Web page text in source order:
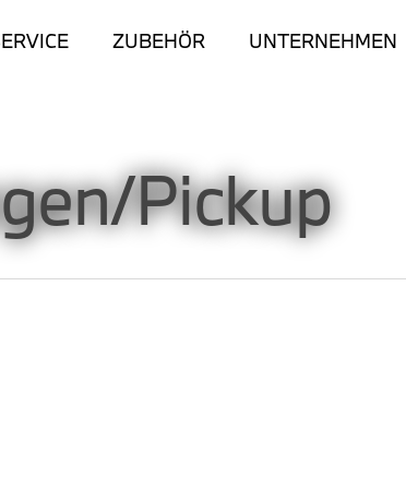
ZUBEHÖR UNTERNEHMEN
Pickup